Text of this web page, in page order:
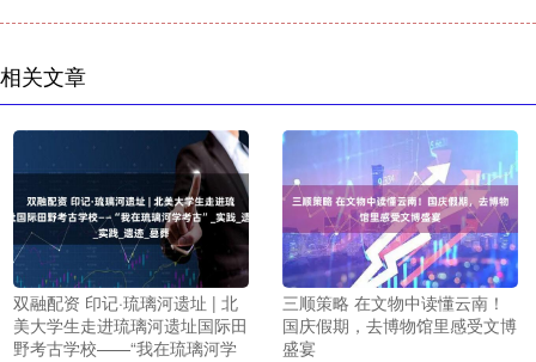
相关文章
双融配资 印记·琉璃河遗址 | 北
美大学生走进琉璃河遗址国际田
野考古学校——“我在琉璃河学
三顺策略 在文物中读懂云南！
国庆假期，去博物馆里感受文博
盛宴